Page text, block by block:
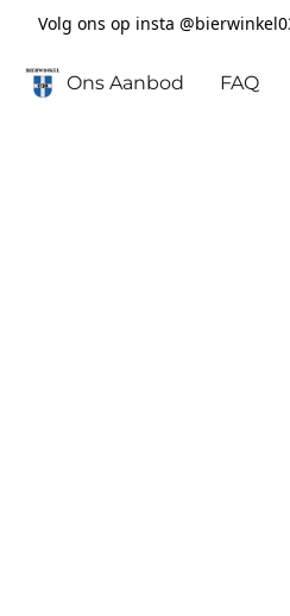
Volg ons op insta
Ons Aanbod FAQ